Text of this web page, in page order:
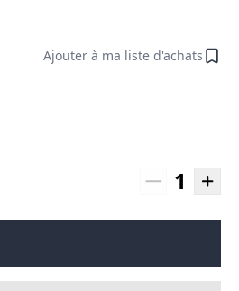
Ajouter à ma liste d'achats
1